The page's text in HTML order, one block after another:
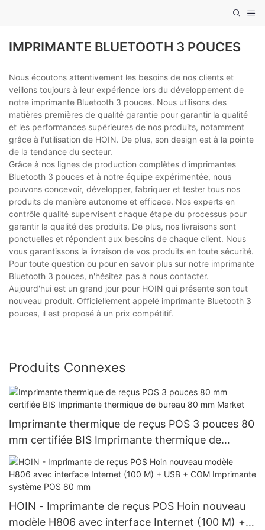
IMPRIMANTE BLUETOOTH 3 POUCES
Nous écoutons attentivement les besoins de nos clients et
veillons toujours à leur expérience lors du développement de
notre imprimante Bluetooth 3 pouces. Nous utilisons des
matières premières de qualité garantie pour garantir la qualité
et les performances supérieures de nos produits, notamment
grâce à l'utilisation de HOIN. De plus, son design est à la pointe
de la tendance du secteur.
Grâce à nos lignes de production complètes d'imprimantes
Bluetooth 3 pouces et à notre équipe expérimentée, nous
pouvons concevoir, développer, fabriquer et tester tous nos
produits de manière autonome et efficace. Nos experts en
contrôle qualité supervisent chaque étape du processus pour
garantir la qualité des produits. De plus, nos livraisons sont
ponctuelles et répondent aux besoins de chaque client. Nous
vous garantissons la livraison de vos produits en toute sécurité.
Pour toute question ou pour en savoir plus sur notre imprimante
Bluetooth 3 pouces, n'hésitez pas à nous contacter.
Aujourd'hui est un grand jour pour HOIN qui présente son tout
nouveau produit. Officiellement appelé imprimante Bluetooth 3
pouces, il est proposé à un prix compétitif.
Produits Connexes
Imprimante thermique de reçus POS 3 pouces 80
mm certifiée BIS Imprimante thermique de
bureau 80 mm Market
HOIN - Imprimante de reçus POS Hoin nouveau
modèle H806 avec interface Internet (100 M) +